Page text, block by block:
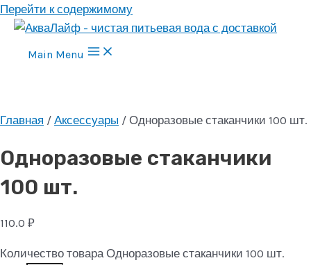
Перейти к содержимому
Main Menu
Главная / Аксессуары / Одноразовые стаканчики 100 шт.
Одноразовые стаканчики
100 шт.
110.0 ₽
Количество товара Одноразовые стаканчики 100 шт.